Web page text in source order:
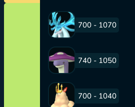
700 - 1070
740 - 1050
700 - 1040